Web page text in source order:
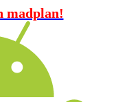
madplan!